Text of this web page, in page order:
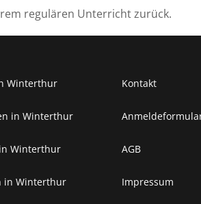
regulären Unterricht zurück.
Winterthur
in Winterthur
Winterthur
in Winterthur
Kontakt
AGB
Impressum